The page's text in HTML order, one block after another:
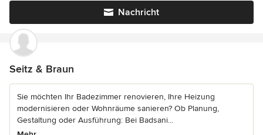
Nachricht
Seitz & Braun
Sie möchten Ihr Badezimmer renovieren, Ihre Heizung
modernisieren oder Wohnräume sanieren? Ob Planung,
Gestaltung oder Ausführung: Bei Badsani...